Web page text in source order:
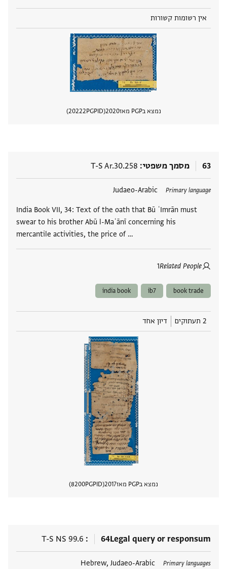
אין רשומות קשורות
נמצא בPGP מאז 2020
PGPID
20222
63 מסמך משפטי T-S Ar.30.258
Primary language
Judaeo-Arabic
India Book VII, 34: Text of the oath that Bū ʿImrān must
swear to his brother Abū l-Maʿānī concerning his
mercantile activities, the price of …
Related People
1
תגים
book trade
ib7
india book
2 תעתוקים דיון אחד
נמצא בPGP מאז 2017
PGPID
8200
64Legal query or responsum
T-S NS 99.6
Primary languages
Hebrew, Judaeo-Arabic תגים